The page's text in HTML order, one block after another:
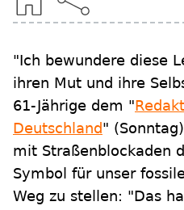
"Ich bewundere diese
ihren Mut und ihre
61-Jährige dem "
Deutschland"
mit Straßenblockaden
Symbol für unser
Weg zu stellen: "Das